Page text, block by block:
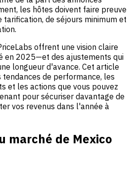
les hôtes doivent faire preuve
tarification, de séjours minimum et
offrent une vision claire
en 2025—et des ajustements qui
longueur d'avance. Cet article
de performance, les
et les actions que vous pouvez
pour sécuriser davantage de
vos revenus dans l'année à
marché de Mexico